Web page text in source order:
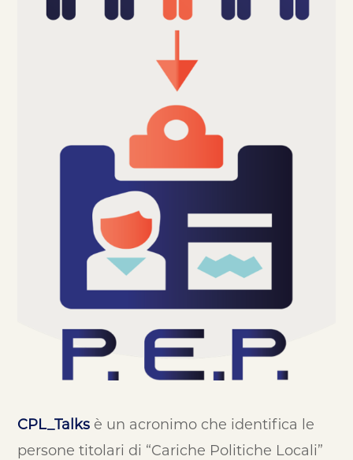
CPL_Talks è un acronimo che identifica le
persone titolari di “Cariche Politiche Locali”